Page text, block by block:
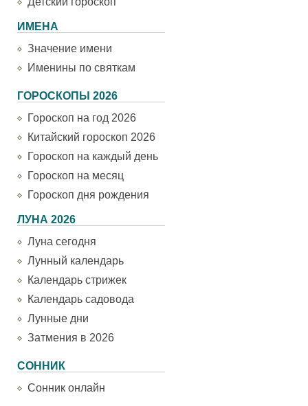
ИМЕНА
Значение имени
Именины по святкам
ГОРОСКОПЫ 2026
Гороскоп на год 2026
Китайский гороскоп 2026
Гороскоп на каждый день
Гороскоп на месяц
Гороскоп дня рождения
ЛУНА 2026
Луна сегодня
Лунный календарь
Календарь стрижек
Календарь садовода
Лунные дни
Затмения в 2026
СОННИК
Сонник онлайн